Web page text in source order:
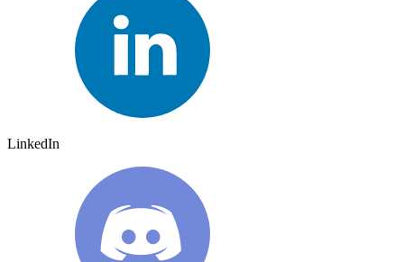
LinkedIn